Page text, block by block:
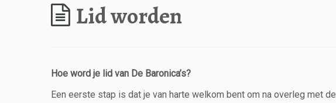
Lid worden
Hoe word je lid van De Baronica’s?
Een eerste stap is dat je van harte welkom bent om na overleg met de